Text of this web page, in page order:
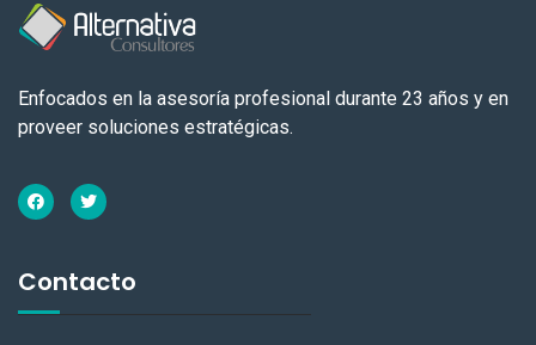
Enfocados en la asesoría profesional durante 23 años y en
proveer soluciones estratégicas.
Contacto